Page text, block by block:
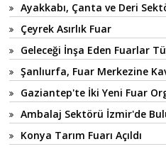
Ayakkabı, Çanta ve Deri
Çeyrek Asırlık Fuar
Geleceği İnşa Eden Fuarlar
Şanlıurfa, Fuar Merkezine
Gaziantep'te İki Yeni Fuar
Ambalaj Sektörü İzmir'de
Konya Tarım Fuarı Açıldı